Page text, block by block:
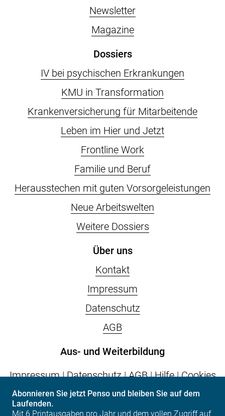
Abonnieren Sie jetzt Penso und bleiben Sie auf dem
Laufenden.
Mit 6 Printausgaben pro Jahr und dem vollen Zugriff auf
Newsletter
Magazine
Dossiers
IV bei psychischen Erkrankungen
KMU in Transformation
Krankenversicherung für Mitarbeitende
Leben im Hier und Jetzt
Frontline Work
Familie und Beruf
Herausstechen mit guten Vorsorgeleistungen
Neue Arbeitswelten
Weitere Dossiers
Über uns
Kontakt
Impressum
Datenschutz
AGB
Aus- und Weiterbildung
Impressum|Datenschutz|AGB|Hilfe|Cookies
vps.epas| Postfach | CH-6002 Luzern | Tel. +41